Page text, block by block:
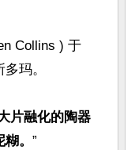
Collins ) 于
玛。
片融化的陶器
。 ”